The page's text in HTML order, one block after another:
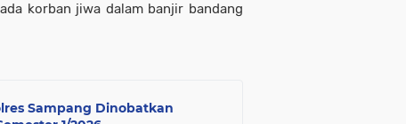
korban jiwa dalam banjir bandang
Sampang Dinobatkan